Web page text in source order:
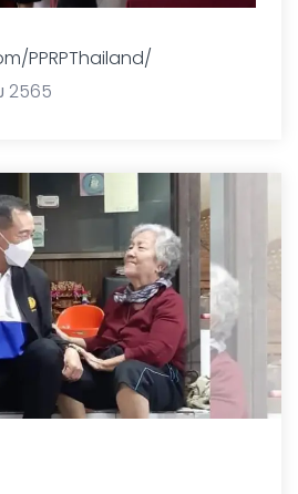
PPRPThailand/
2565